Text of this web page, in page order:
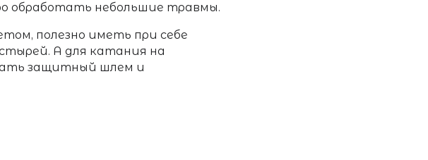
обработать небольшие травмы.
полезно иметь при себе
А для катания на
защитный шлем и